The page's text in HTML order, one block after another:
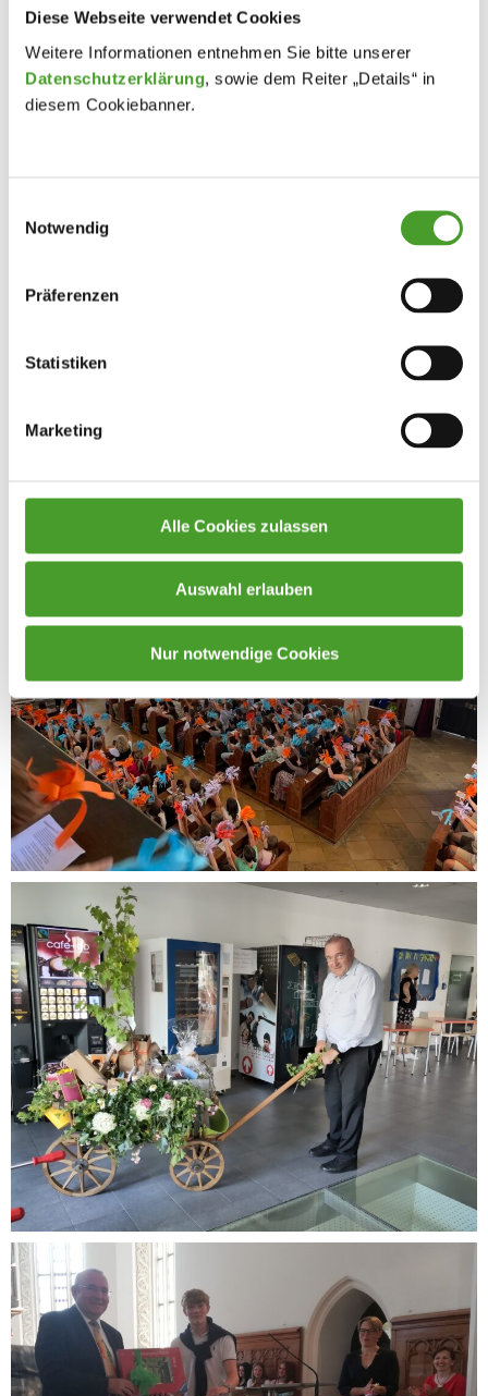
Diese Webseite verwendet Cookies
Weitere Informationen entnehmen Sie bitte unserer
Datenschutzerklärung, sowie dem Reiter „Details“ in
diesem Cookiebanner.
Notwendig
Präferenzen
Statistiken
Marketing
Alle Cookies zulassen
Auswahl erlauben
Nur notwendige Cookies